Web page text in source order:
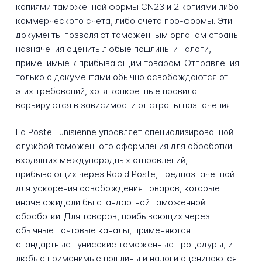
копиями таможенной формы CN23 и 2 копиями либо
коммерческого счета, либо счета про-формы. Эти
документы позволяют таможенным органам страны
назначения оценить любые пошлины и налоги,
применимые к прибывающим товарам. Отправления
только с документами обычно освобождаются от
этих требований, хотя конкретные правила
варьируются в зависимости от страны назначения.
La Poste Tunisienne управляет специализированной
службой таможенного оформления для обработки
входящих международных отправлений,
прибывающих через Rapid Poste, предназначенной
для ускорения освобождения товаров, которые
иначе ожидали бы стандартной таможенной
обработки. Для товаров, прибывающих через
обычные почтовые каналы, применяются
стандартные тунисские таможенные процедуры, и
любые применимые пошлины и налоги оцениваются